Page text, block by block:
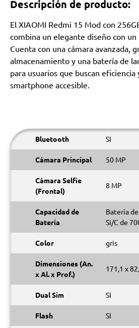
Descripción de producto:
El XIAOMI Redmi 15 Mod con
combina un elegante diseño con
Cuenta con una cámara avanzada,
almacenamiento y una batería de
para usuarios que buscan eficiencia
smartphone accesible.
Bluetooth SI
Cámara Principal 50 MP
Cámara Selfie
(Frontal)
8 MP
Capacidad de
Batería
Batería
Si/C de
Color gris
Dimensiones (An.
x Al. x Prof.)
171,1 x
Dual Sim SI
Flash SI